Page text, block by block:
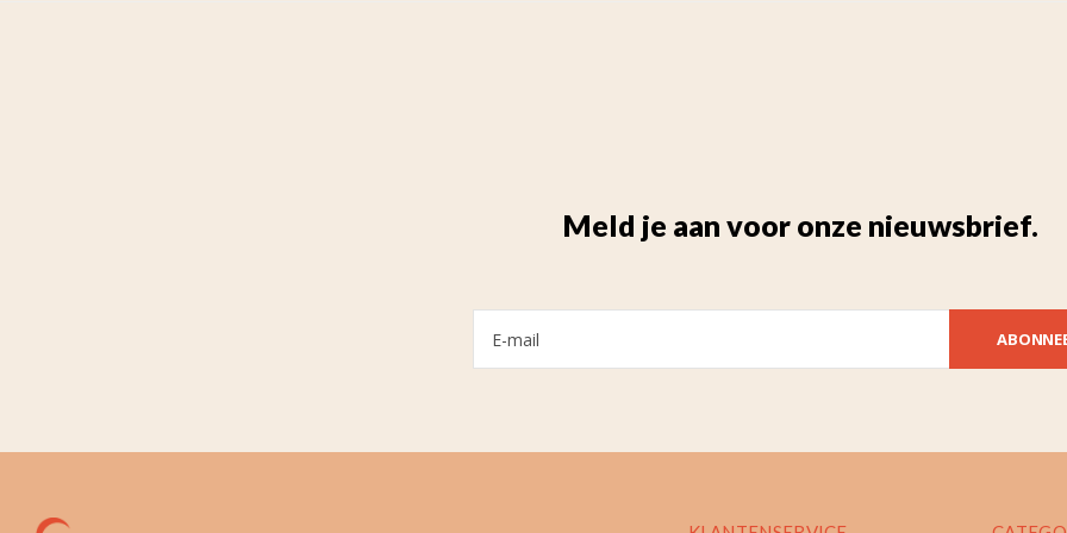
Meld je aan voor onze nieuwsbrief.